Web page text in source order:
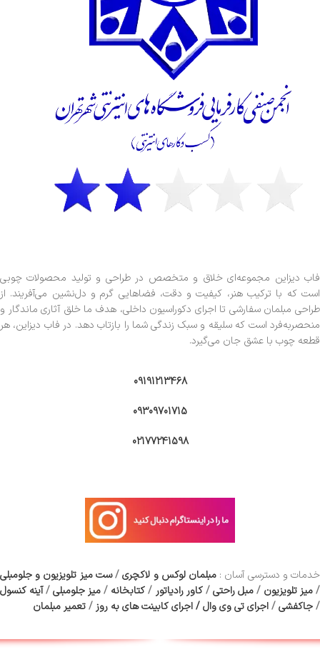
فاب دیزاین مجموعه‌ای خلاق و متخصص در طراحی و تولید محصولات چوبی
است که با ترکیب هنر، کیفیت و دقت، فضاهایی گرم و دل‌نشین می‌آفریند. از
طراحی مبلمان سفارشی تا اجرای دکوراسیون داخلی، هدف ما خلق آثاری ماندگار و
منحصربه‌فرد است که سلیقه و سبک زندگی شما را بازتاب دهد. در فاب دیزاین، هر
قطعه چوب با عشق جان می‌گیرد.
09191213468
09309701715
02177241598
خدمات و دسترسی آسان :مبلمان لوکس و لاکچری /ست میز تلویزیون و جلومبلی
/میز تلویزیون /مبل راحتی/کاور رادیاتور /کتابخانه /میز جلومبلی/آینه کنسول
/جاکفشی/اجرای تی وی وال/اجرای کابینت های به روز/تعمیر مبلمان